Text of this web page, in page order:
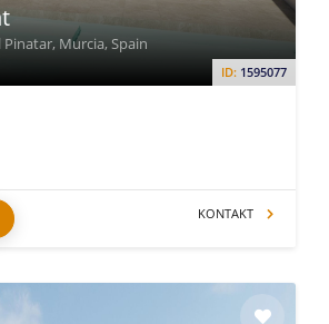
ID: 1595077
Pinatar, Murcia, Spain
KONTAKT